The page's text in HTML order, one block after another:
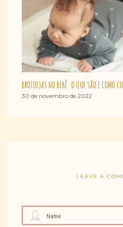
BROTOEJAS NO BEBÊ: O QUE SÃO E COMO
30 de novembro de 2022
LEAVE A
Name